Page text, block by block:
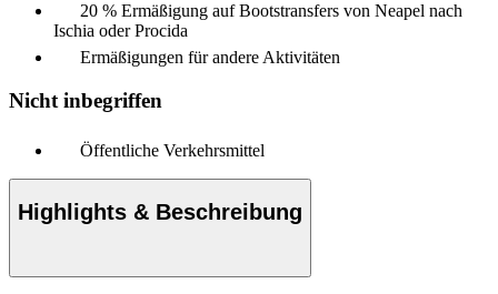
20 % Ermäßigung auf Bootstransfers von Neapel nach
Ischia oder Procida
Ermäßigungen für andere Aktivitäten
Nicht inbegriffen
Öffentliche Verkehrsmittel
Highlights & Beschreibung